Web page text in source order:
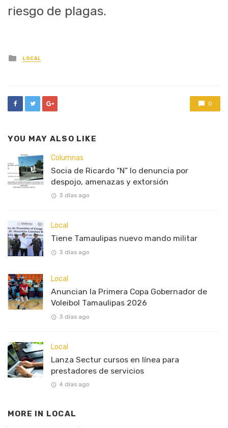
riesgo de plagas.
Posted
in
LOCAL
0
YOU MAY ALSO LIKE
Columnas
Socia de Ricardo “N” lo denuncia por
despojo, amenazas y extorsión
3 días ago
Local
Tiene Tamaulipas nuevo mando militar
3 días ago
Local
Anuncian la Primera Copa Gobernador de
Voleibol Tamaulipas 2026
3 días ago
Local
Lanza Sectur cursos en línea para
prestadores de servicios
4 días ago
MORE IN LOCAL